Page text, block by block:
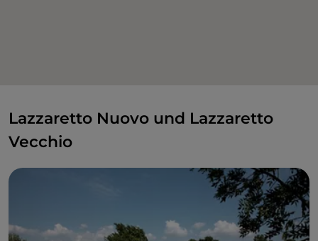
Lazzaretto Nuovo und Lazzaretto
Vecchio